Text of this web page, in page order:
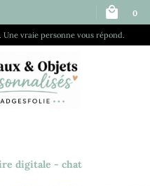
Une vraie personne vous répond.
0
digitale - chat